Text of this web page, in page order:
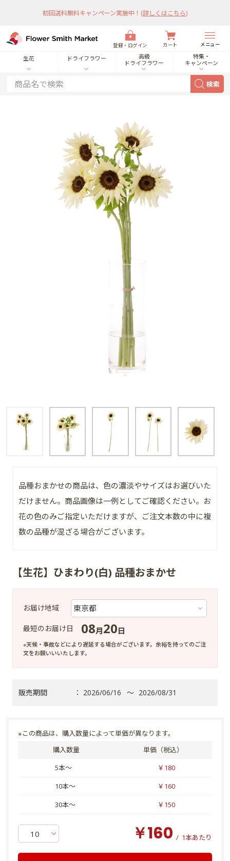
初回送料無料キャンペーン実施中！ (詳しくはこちら)
登録・ログイン カート メニュー
生花 ドライフラワー
高級
ドライフラワー
特集・
キャンペーン
検索
【生花】ひまわり(白) 品種おまかせ
お届け地域
最短のお届け日 08月20日
※天候・事故などにより遅延する場合がございます。余裕を持ってのご注
文をお願いいいたします。
品種おまかせの商品は、色の濃淡やサイズはお選びいた
だけません。商品画像は一例としてご確認ください。お
花の色のみご指定いただけますが、ご注文本数の中に複
数の品種が混ざる場合がございます。
販売期間 ： 2026/06/16 ～ 2026/08/31
※この商品は、購入数量によって単価が異なります。
購入数量
単価（税込）
5本～
￥180
10本～
￥160
30本～
￥150
￥160 / 1本あたり